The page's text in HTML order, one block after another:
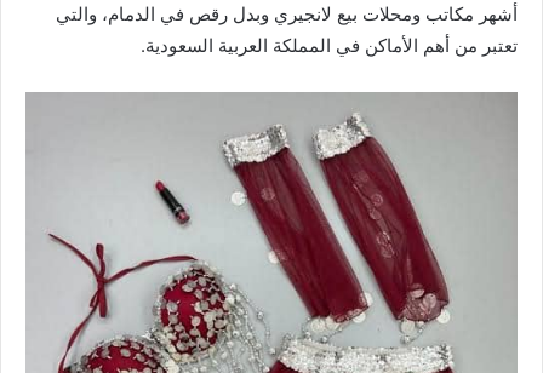
أشهر مكاتب ومحلات بيع لانجيري وبدل رقص في الدمام، والتي
تعتبر من أهم الأماكن في المملكة العربية السعودية.